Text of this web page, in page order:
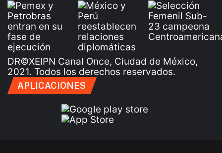
DR©XEIPN Canal Once, Ciudad de México,
2021. Todos los derechos reservados.
APLICACIONES